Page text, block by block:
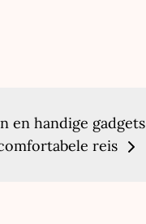
en handige gadgets
reis